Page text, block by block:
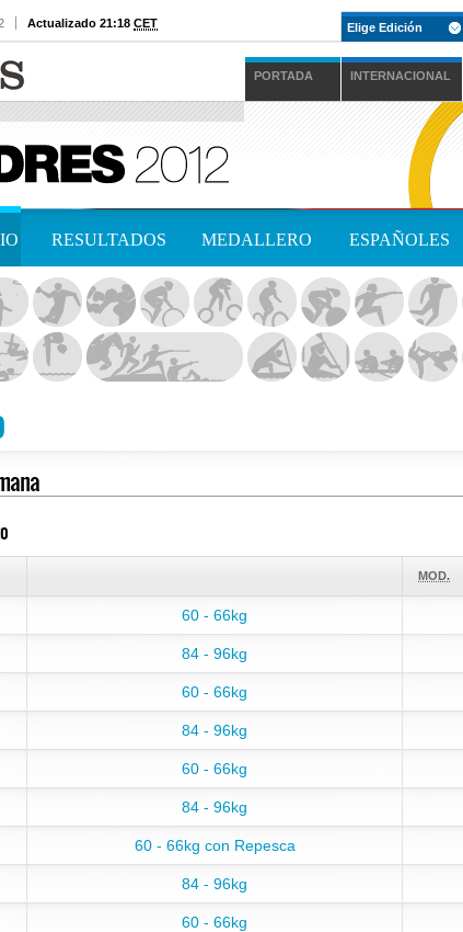
Actualizado 21:18 CET Elige Edición
PORTADA INTERNACIONAL
RESULTADOS MEDALLERO ESPAÑOLES
MOD.
60 - 66kg
84 - 96kg
60 - 66kg
84 - 96kg
60 - 66kg
84 - 96kg
60 - 66kg con Repesca
84 - 96kg
60 - 66kg